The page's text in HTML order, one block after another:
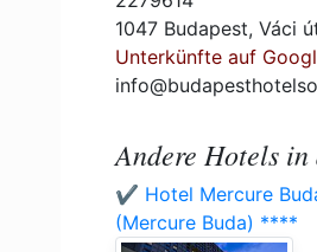
1047 Budapest, Váci
Unterkünfte auf
Andere Hotels in
✔️ Hotel Mercure
(Mercure Buda) ****